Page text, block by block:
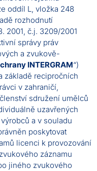
oddíl L, vložka 248
rozhodnutí
2001, č.j. 3209/2001
správy práv
a zvukově-
INTERGRAM“)
základě recipročních
v zahraničí,
sdružení umělců
uzavřených
a v souladu
poskytovat
licenci k provozování
záznamu
jiného zvukového